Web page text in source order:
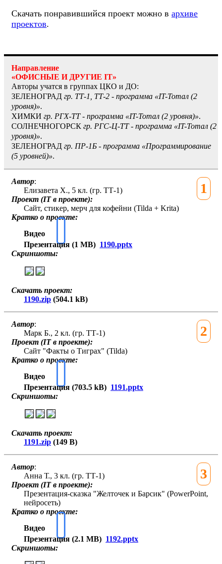
Скачать понравившийся проект можно в архиве
проектов.
Направление
«ОФИСНЫЕ И ДРУГИЕ IT»
Авторы учатся в группах ЦКО и ДО:
ЗЕЛЕНОГРАД гр. ТТ-1, ТТ-2 - программа «IT-Тотал (2
уровня)».
ХИМКИ гр. РГХ-ТТ - программа «IT-Тотал (2 уровня)».
СОЛНЕЧНОГОРСК гр. РГС-Ц-ТТ - программа «IT-Тотал (2
уровня)».
ЗЕЛЕНОГРАД гр. ПР-1Б - программа «Программирование
(5 уровней)».
1
Автор:
Елизавета Х., 5 кл. (гр. ТТ-1)
Проект (IT в проекте):
Сайт, стикер, мерч для кофейни (Tilda + Krita)
Кратко о проекте:
Видео
Презентация (1 MB) 1190.pptx
Скриншоты:
Скачать проект:
1190.zip (504.1 kB)
2
Автор:
Марк Б., 2 кл. (гр. ТТ-1)
Проект (IT в проекте):
Сайт "Факты о Тиграх" (Tilda)
Кратко о проекте:
Видео
Презентация (703.5 kB) 1191.pptx
Скриншоты:
Скачать проект:
1191.zip (149 B)
3
Автор:
Анна Т., 3 кл. (гр. ТТ-1)
Проект (IT в проекте):
Презентация-сказка "Желточек и Барсик" (PowerPoint,
нейросеть)
Кратко о проекте:
Видео
Презентация (2.1 MB) 1192.pptx
Скриншоты: